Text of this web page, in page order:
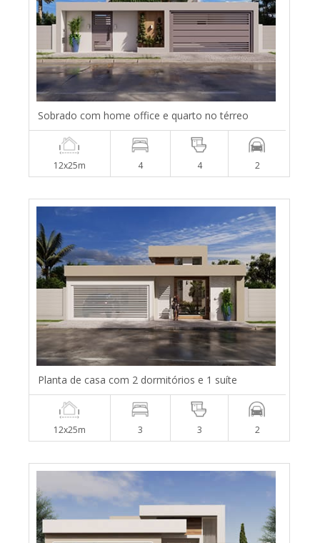
Sobrado com home office e quarto no térreo
12x25m 4 4 2
Planta de casa com 2 dormitórios e 1 suíte
12x25m 3 3 2